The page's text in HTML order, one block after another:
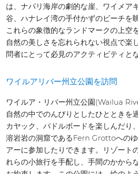
は、ナパリ海岸の劇的な崖、ワイメア
谷、ハナレイ湾の手付かずのビーチを
これらの象徴的なランドマークの上空
自然の美しさを忘れられない視点で楽
問者にとって必見のアクティビティと
ワイルアリバー州立公園を訪問
ワイルア・リバー州立公園(Wailua
自然の中でのんびりとしたひとときを
カヤック、パドルボードを楽しんだり
溶岩岩の洞窟であるFern Grottoへの
アーに参加したりできます。リゾート
れらの小旅行を手配し、手間のかから